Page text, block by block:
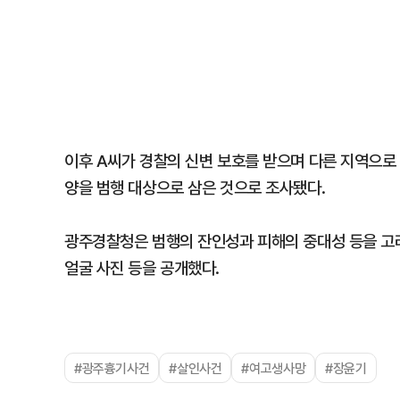
이후 A씨가 경찰의 신변 보호를 받으며 다른 지역으
양을 범행 대상으로 삼은 것으로 조사됐다.
광주경찰청은 범행의 잔인성과 피해의 중대성 등을
얼굴 사진 등을 공개했다.
#광주흉기사건 #살인사건 #여고생사망 #장윤기